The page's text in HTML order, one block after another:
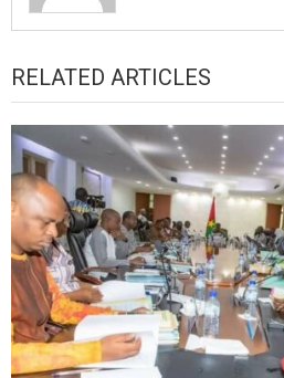
RELATED ARTICLES